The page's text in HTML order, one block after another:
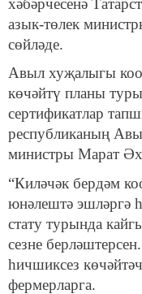
азык-төлек
сөйләде.
Авыл хуҗалыгы
көчәйтү планы
сертификатлар
республиканың
министры Марат
“Киләчәк бердәм
юнәлештә эшләргә
стату турында
сезне
һичшиксез
фермерларга.